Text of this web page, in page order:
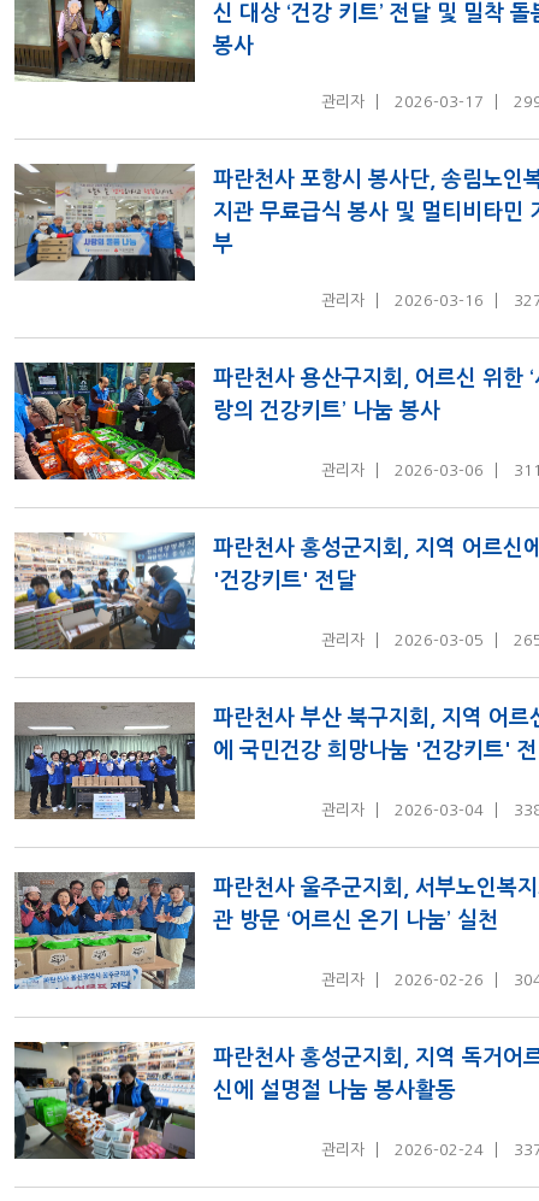
신 대상 ‘건강 키트’ 전달 및 밀착 돌
봉사
관리자 2026-03-17
파란천사 포항시 봉사단, 송림노인
지관 무료급식 봉사 및 멀티비타민
부
관리자 2026-03-16
파란천사 용산구지회, 어르신 위한 ‘
랑의 건강키트’ 나눔 봉사
관리자 2026-03-06
파란천사 홍성군지회, 지역 어르신
'건강키트' 전달
관리자 2026-03-05
파란천사 부산 북구지회, 지역 어르
에 국민건강 희망나눔 '건강키트'
관리자 2026-03-04
파란천사 울주군지회, 서부노인복
관 방문 ‘어르신 온기 나눔’ 실천
관리자 2026-02-26
파란천사 홍성군지회, 지역 독거어
신에 설명절 나눔 봉사활동
관리자 2026-02-24